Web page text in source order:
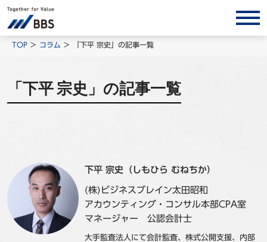
サービス/ソリューション
製品・ソリューション
BPO
ホワイトペーパー
調査レポート
対談/鼎談
BBS Group News
TOP コラム 「下平 宗史」の記事一覧
「下平 宗史」の記事一覧
下平 宗史（しもひら むねちか）
(株)ビジネスブレイン太田昭和
アカウンティング・コンサル本部CPA室
マネージャー 公認会計士
大手監査法人にて会計監査、株式公開支援、内部